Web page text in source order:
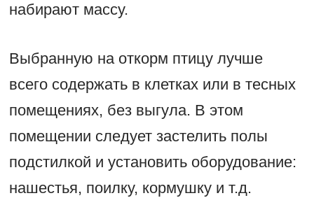
набирают массу.
Выбранную на откорм птицу лучше
всего содержать в клетках или в тесных
помещениях, без выгула. В этом
помещении следует застелить полы
подстилкой и установить оборудование:
нашестья, поилку, кормушку и т.д.